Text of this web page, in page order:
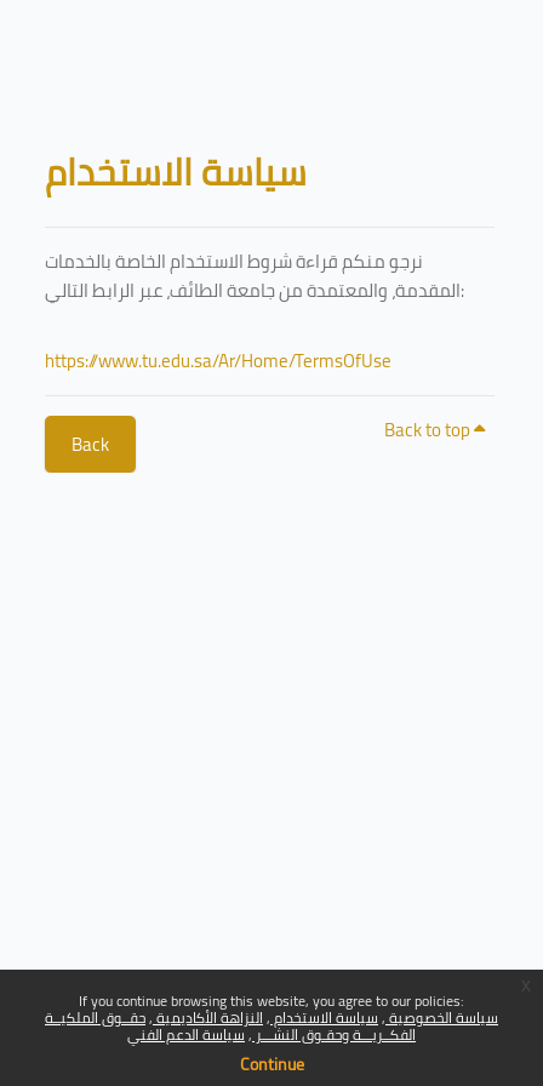
If you continue browsing this website, you agree to our policies:
سياسة الخصوصية سياسة الاستخدام النزاهة الأكاديمية حقــوق الملكيــة
الفكــريـــة وحقـوق النشـــر سياسة الدعم الفني
Continue
Blocks
سياسة الاستخدام
نرجو منكم قراءة شروط الاستخدام الخاصة بالخدمات
المقدمة، والمعتمدة من جامعة الطائف، عبر الرابط التالي:
https://www.tu.edu.sa/Ar/Home/TermsOfUse
Back Back to top